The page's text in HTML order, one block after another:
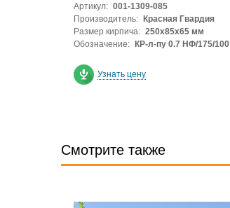
Артикул: 001-1309-085
Производитель:
Красная Гвардия
Размер кирпича: 250х85х65 мм
Обозначение:
КР-л-пу 0.7 НФ/175/100
Узнать цену
Смотрите также